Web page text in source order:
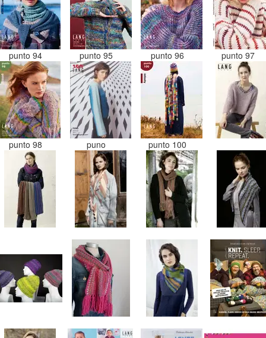
punto 94 punto 95 punto 96 punto 97
punto 98 puno punto 100